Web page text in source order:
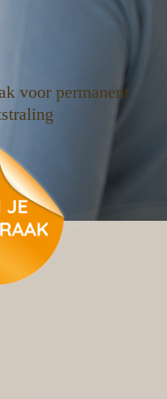
voor permanent